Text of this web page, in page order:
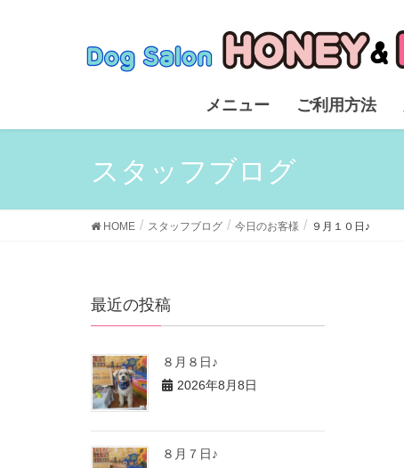
メニュー ご利用方法
スタッフブログ
HOME スタッフブログ 今日のお客様 ９月１０日♪
最近の投稿
８月８日♪
2026年8月8日
８月７日♪